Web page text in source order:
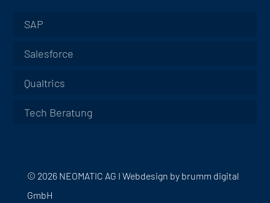
SAP
Salesforce
Qualtrics
Tech Beratung
© 2026 NEOMATIC AG I Webdesign by brumm digital
GmbH